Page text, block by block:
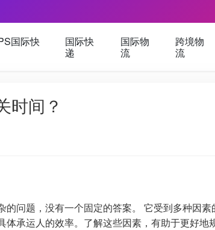
国际快
国际快
递
国际物
流
跨境物
流
时间？
的问题，没有一个固定的答案。 它受到多种因
体承运人的效率。了解这些因素，有助于更好地